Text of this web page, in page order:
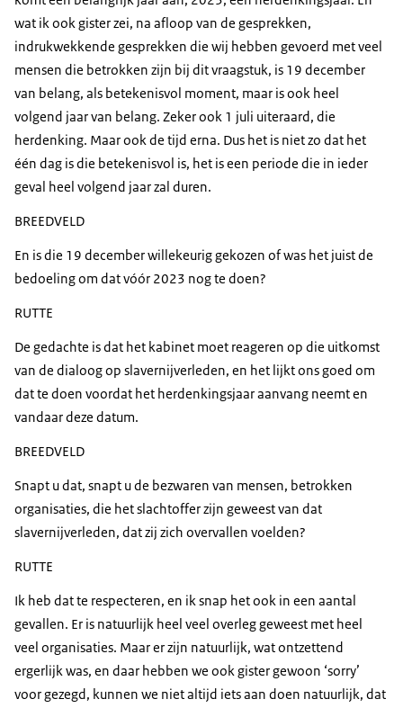
wat ik ook gister zei, na afloop van de gesprekken,
indrukwekkende gesprekken die wij hebben gevoerd met veel
mensen die betrokken zijn bij dit vraagstuk, is 19 december
van belang, als betekenisvol moment, maar is ook heel
volgend jaar van belang. Zeker ook 1 juli uiteraard, die
herdenking. Maar ook de tijd erna. Dus het is niet zo dat het
één dag is die betekenisvol is, het is een periode die in ieder
geval heel volgend jaar zal duren.
BREEDVELD
En is die 19 december willekeurig gekozen of was het juist de
bedoeling om dat vóór 2023 nog te doen?
RUTTE
De gedachte is dat het kabinet moet reageren op die uitkomst
van de dialoog op slavernijverleden, en het lijkt ons goed om
dat te doen voordat het herdenkingsjaar aanvang neemt en
vandaar deze datum.
BREEDVELD
Snapt u dat, snapt u de bezwaren van mensen, betrokken
organisaties, die het slachtoffer zijn geweest van dat
slavernijverleden, dat zij zich overvallen voelden?
RUTTE
Ik heb dat te respecteren, en ik snap het ook in een aantal
gevallen. Er is natuurlijk heel veel overleg geweest met heel
veel organisaties. Maar er zijn natuurlijk, wat ontzettend
ergerlijk was, en daar hebben we ook gister gewoon ‘sorry’
voor gezegd, kunnen we niet altijd iets aan doen natuurlijk, dat